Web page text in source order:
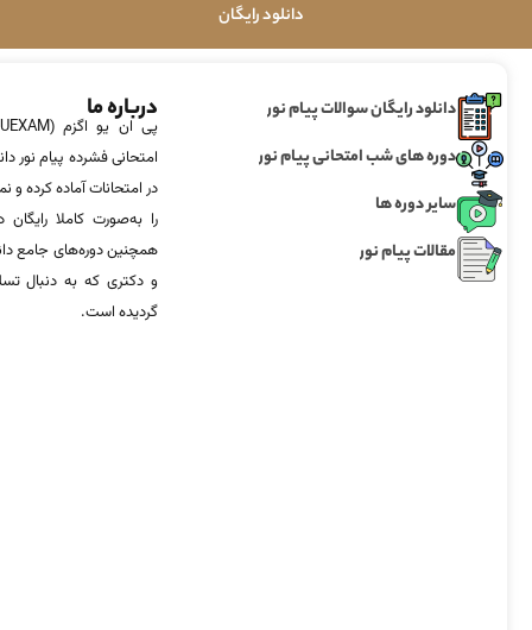
دانلود رایگان
دانلود رایگان سوالات پیام نور
دوره های شب امتحانی پیام نور
سایر دوره ها
مقالات پیام نور
درباره ما
امتحانی فشرده پیام نور
در امتحانات آماده‌ کرده
را به‌صورت کاملا
همچنین دوره‌های جامع
و دکتری که به دنبال
گردیده است.